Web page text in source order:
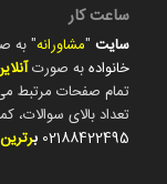
ساعت کار
سایت"مشاورانه" به صورت 24
خانوادهبه صورت
تمام صفحات مرتبط می
تعداد بالای سوالات،
02188422495 ب